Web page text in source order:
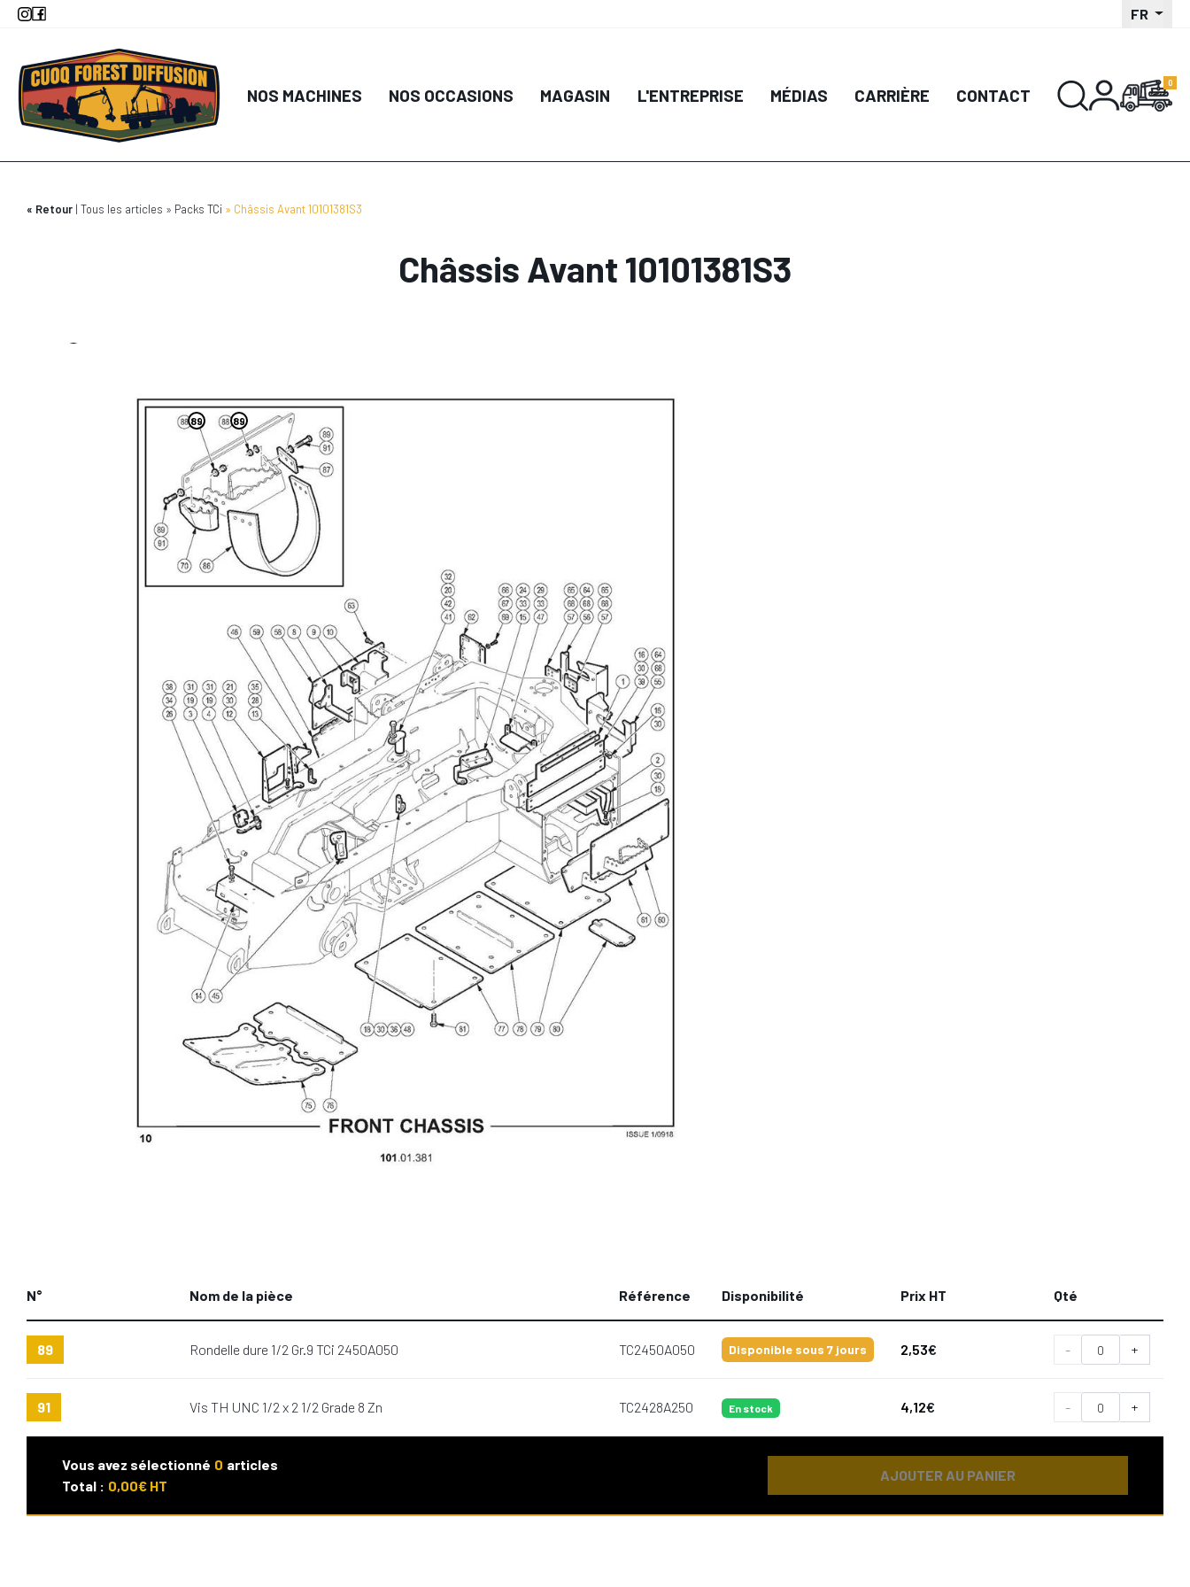
Aller
principal
FR
NOS MACHINES NOS OCCASIONS MAGASIN L'ENTREPRISE MÉDIAS CARRIÈRE CONTACT
Retour Tous les articles Packs TCi Châssis Avant 10101381S3
Châssis Avant 10101381S3
89 89
N° Nom de la pièce Référence Disponibilité Prix HT Qté
89 Rondelle dure 1/2 Gr.9 TCi 2450A050 TC2450A050 Disponible sous 7 jours 2,53€ - +
91 Vis TH UNC 1/2 x 2 1/2 Grade 8 Zn TC2428A250 En stock 4,12€ - +
Vous avez sélectionné 0 articles
Total : 0,00€ HT
AJOUTER AU PANIER